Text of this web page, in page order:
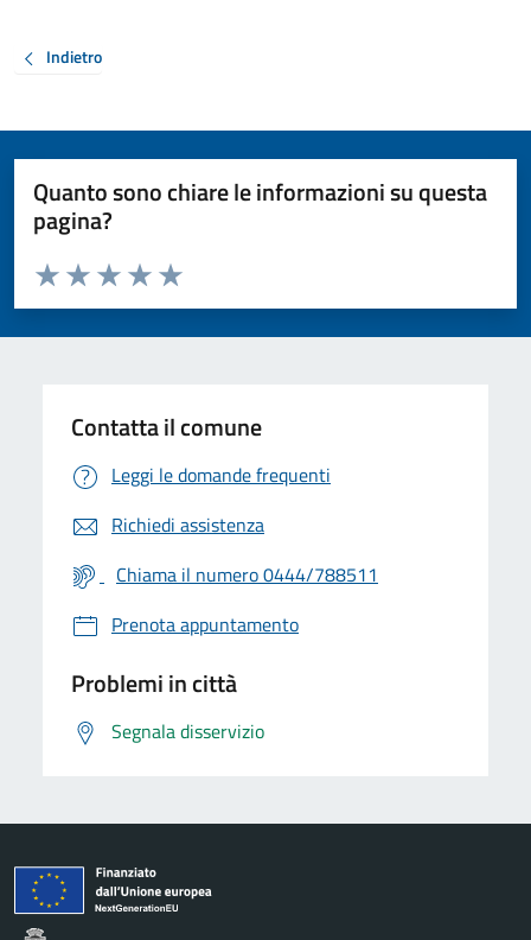
Indietro
Quanto sono chiare le informazioni su questa
pagina?
Valuta da 1 a 5 stelle la pagina
Valuta 5 stelle su 5
Valuta 4 stelle su 5
Valuta 3 stelle su 5
Valuta 2 stelle su 5
Valuta 1 stelle su 5
Contatta il comune
Leggi le domande frequenti
Richiedi assistenza
Chiama il numero 0444/788511
Prenota appuntamento
Problemi in città
Segnala disservizio